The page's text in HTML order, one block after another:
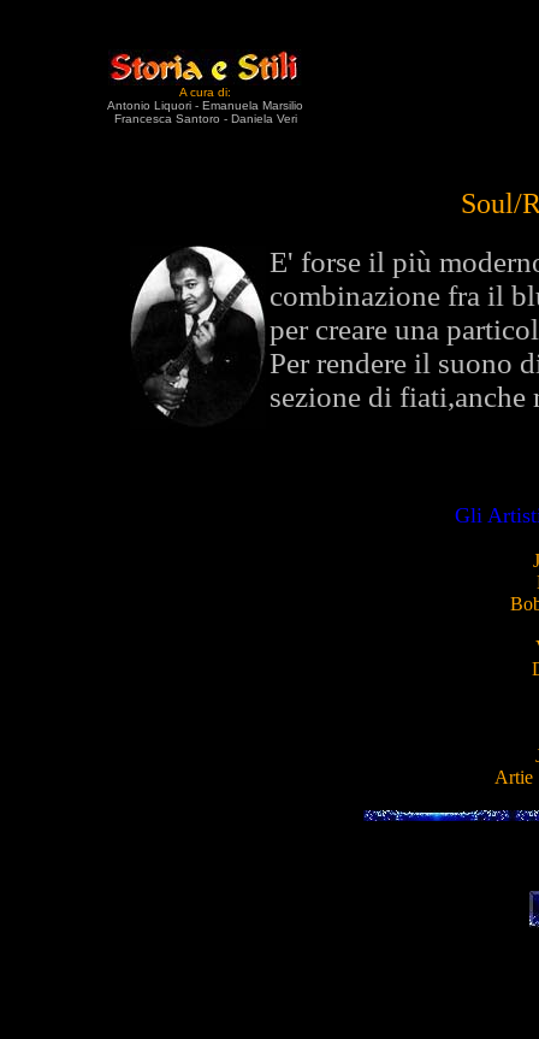
A cura di:
Antonio Liquori - Emanuela Marsilio
Francesca Santoro - Daniela Veri
Soul/
E' forse il più
combinazione fra il
per creare una
Per rendere il suono
sezione di fiati,anche
Gli
Artie